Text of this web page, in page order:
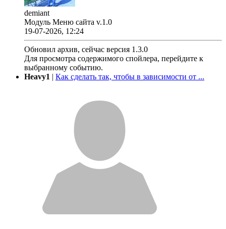
demiant
Модуль Меню сайта v.1.0
19-07-2026, 12:24
Обновил архив, сейчас версия 1.3.0
Для просмотра содержимого спойлера, перейдите к
выбранному событию.
Heavy1 | Как сделать так, чтобы в зависимости от ...